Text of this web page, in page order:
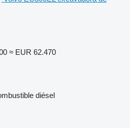
≈ EUR 62.470
diésel